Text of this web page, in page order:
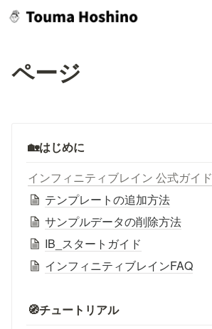
ページ
🏡はじめに
インフィニティブレイン 公式ガイド
テンプレートの追加方法
サンプルデータの削除方法
IB_スタートガイド
インフィニティブレインFAQ
🧭チュートリアル